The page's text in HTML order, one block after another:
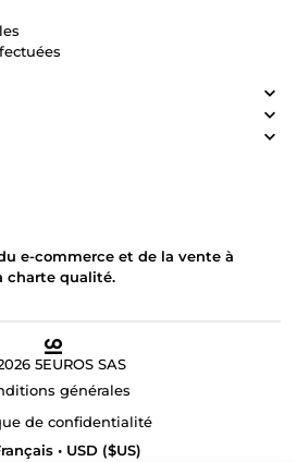
e-commerce et de la vente à
charte qualité.
5EUROS SAS
générales
de confidentialité
• USD ($US)